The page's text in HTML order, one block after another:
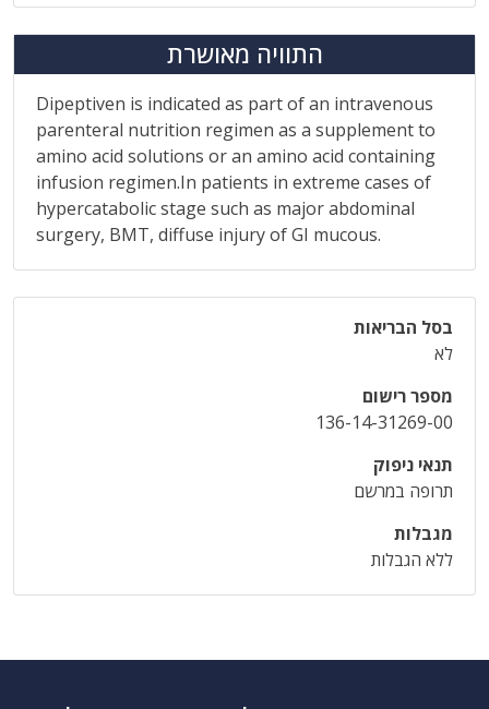
התוויה מאושרת
Dipeptiven is indicated as part of an intravenous
parenteral nutrition regimen as a supplement to
amino acid solutions or an amino acid containing
infusion regimen.In patients in extreme cases of
hypercatabolic stage such as major abdominal
surgery, BMT, diffuse injury of GI mucous.
בסל הבריאות
לא
מספר רישום
136-14-31269-00
תנאי ניפוק
תרופה במרשם
מגבלות
ללא הגבלות